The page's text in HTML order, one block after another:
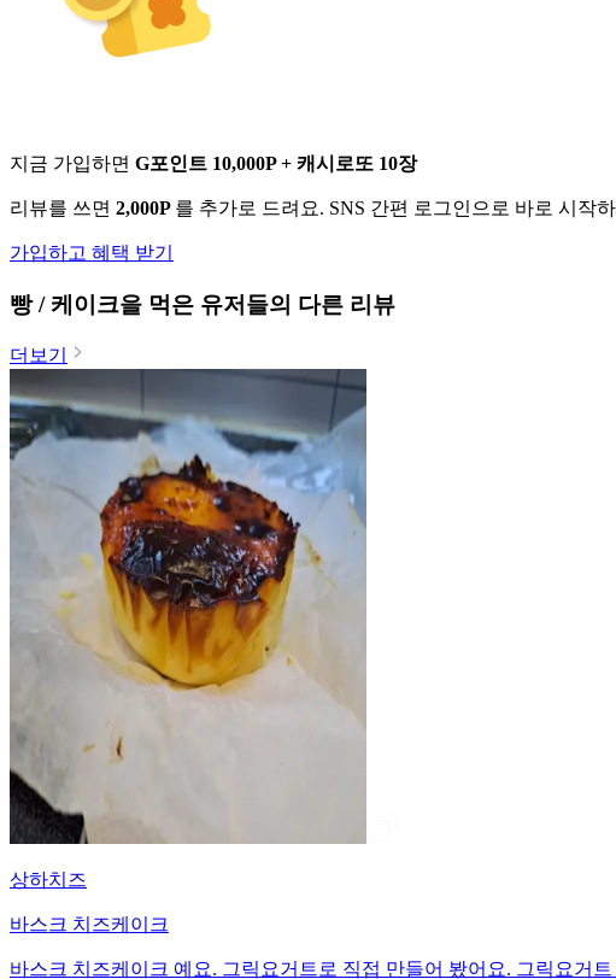
지금 가입하면 G포인트 10,000P + 캐시로또 10장
리뷰를 쓰면 2,000P 를 추가로 드려요. SNS 간편 로그인으로 바로 시작
가입하고 혜택 받기
빵 / 케이크을 먹은 유저들의 다른 리뷰
더보기
상하치즈
바스크 치즈케이크
바스크 치즈케이크 예요. 그릭요거트로 직접 만들어 봤어요. 그릭요거